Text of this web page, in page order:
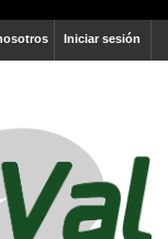
Iniciar sesión